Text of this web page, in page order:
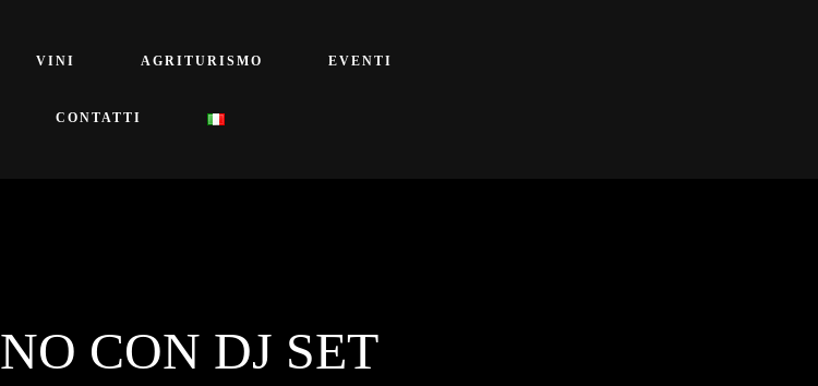
VINI AGRITURISMO EVENTI
CONTATTI
CON DJ SET